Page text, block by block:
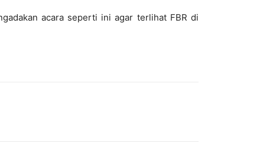
acara seperti ini agar terlihat FBR di